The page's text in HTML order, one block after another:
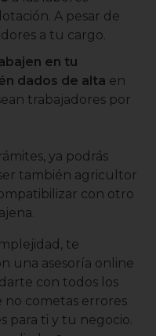
A pesar de
a tu cargo.
en tu
dados de alta en
trabajadores por
ya podrás
también agricultor
con otro
te
una asesoría online
con todos los
no cometas errores
para ti y tu negocio.